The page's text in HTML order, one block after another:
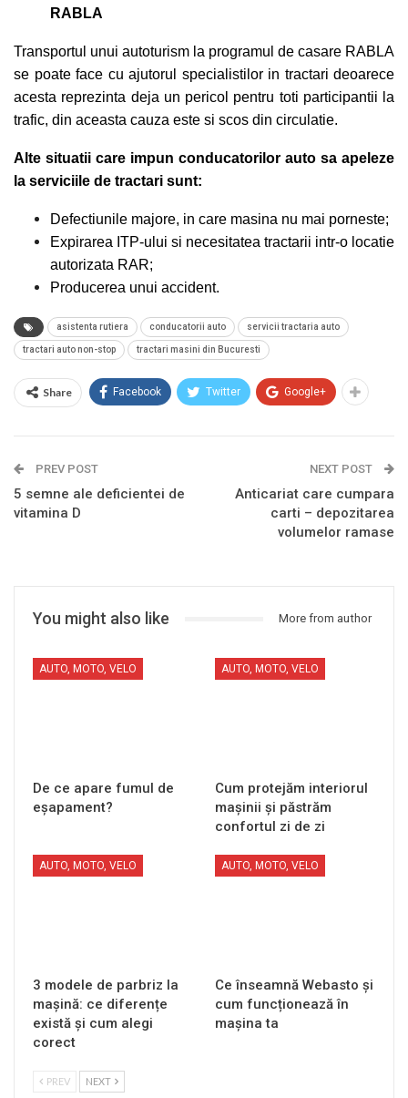
RABLA
Transportul unui autoturism la programul de casare RABLA
se poate face cu ajutorul specialistilor in tractari deoarece
acesta reprezinta deja un pericol pentru toti participantii la
trafic, din aceasta cauza este si scos din circulatie.
Alte situatii care impun conducatorilor auto sa apeleze
la serviciile de tractari sunt:
Defectiunile majore, in care masina nu mai porneste;
Expirarea ITP-ului si necesitatea tractarii intr-o locatie
autorizata RAR;
Producerea unui accident.
asistenta rutiera conducatorii auto servicii tractaria auto
tractari auto non-stop tractari masini din Bucuresti
Share Facebook Twitter Google+
PREV POST
5 semne ale deficientei de
vitamina D
NEXT POST
Anticariat care cumpara
carti – depozitarea
volumelor ramase
You might also like More from author
AUTO, MOTO, VELO
De ce apare fumul de
eșapament?
AUTO, MOTO, VELO
Cum protejăm interiorul
mașinii și păstrăm
confortul zi de zi
AUTO, MOTO, VELO
3 modele de parbriz la
mașină: ce diferențe
există și cum alegi
corect
AUTO, MOTO, VELO
Ce înseamnă Webasto și
cum funcționează în
mașina ta
PREV NEXT